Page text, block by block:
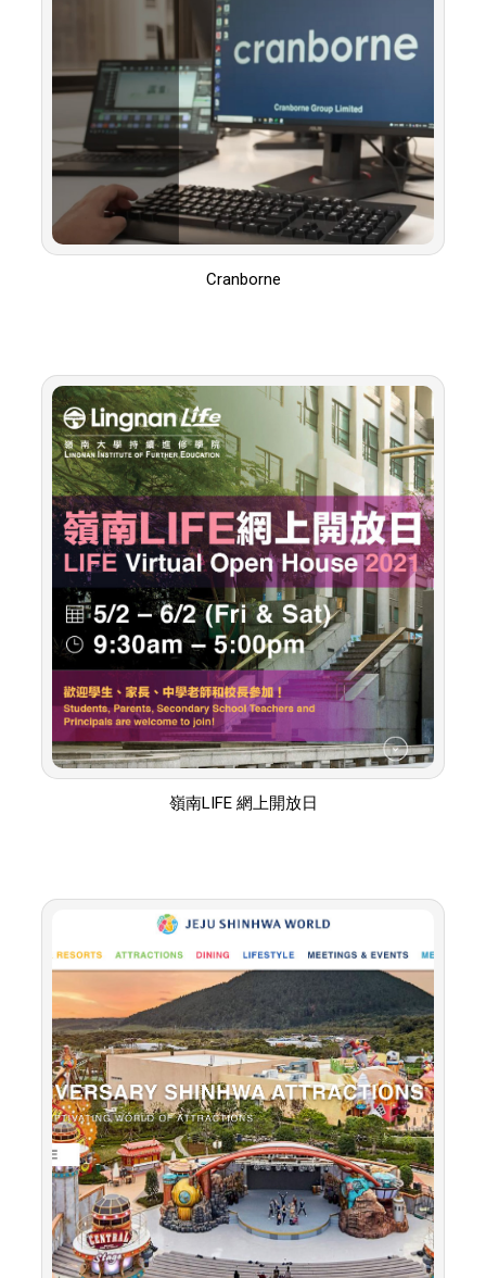
Cranborne
嶺南LIFE 網上開放日